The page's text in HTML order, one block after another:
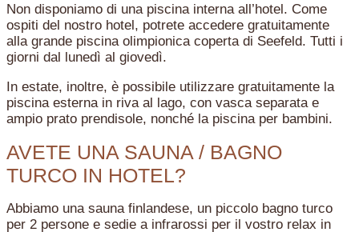
Non disponiamo di una piscina interna all’hotel. Come
ospiti del nostro hotel, potrete accedere gratuitamente
alla grande piscina olimpionica coperta di Seefeld. Tutti i
giorni dal lunedì al giovedì.
In estate, inoltre, è possibile utilizzare gratuitamente la
piscina esterna in riva al lago, con vasca separata e
ampio prato prendisole, nonché la piscina per bambini.
AVETE UNA SAUNA / BAGNO
TURCO IN HOTEL?
Abbiamo una sauna finlandese, un piccolo bagno turco
per 2 persone e sedie a infrarossi per il vostro relax in